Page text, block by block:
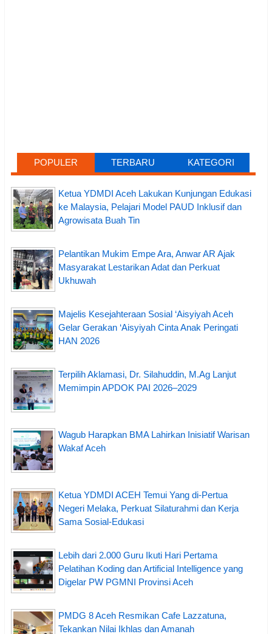
POPULER TERBARU KATEGORI
Ketua YDMDI Aceh Lakukan Kunjungan Edukasi
ke Malaysia, Pelajari Model PAUD Inklusif dan
Agrowisata Buah Tin
Pelantikan Mukim Empe Ara, Anwar AR Ajak
Masyarakat Lestarikan Adat dan Perkuat
Ukhuwah
Majelis Kesejahteraan Sosial ‘Aisyiyah Aceh
Gelar Gerakan ‘Aisyiyah Cinta Anak Peringati
HAN 2026
Terpilih Aklamasi, Dr. Silahuddin, M.Ag Lanjut
Memimpin APDOK PAI 2026–2029
Wagub Harapkan BMA Lahirkan Inisiatif Warisan
Wakaf Aceh
Ketua YDMDI ACEH Temui Yang di-Pertua
Negeri Melaka, Perkuat Silaturahmi dan Kerja
Sama Sosial-Edukasi
Lebih dari 2.000 Guru Ikuti Hari Pertama
Pelatihan Koding dan Artificial Intelligence yang
Digelar PW PGMNI Provinsi Aceh
PMDG 8 Aceh Resmikan Cafe Lazzatuna,
Tekankan Nilai Ikhlas dan Amanah